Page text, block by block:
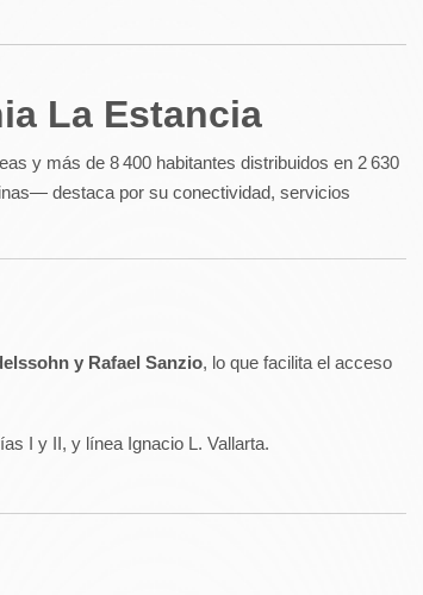
La Estancia
y más de 8 400 habitantes distribuidos en 2 630
destaca por su conectividad, servicios
y Rafael Sanzio, lo que facilita el acceso
I y II, y línea Ignacio L. Vallarta.